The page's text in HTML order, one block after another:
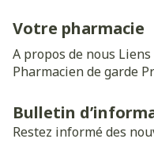
Votre pharmacie
A propos de nous
Pharmacien de garde
Bulletin
Restez informé des